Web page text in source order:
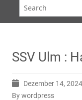
SSV Ulm :
Dezember 14, 2024
By wordpress